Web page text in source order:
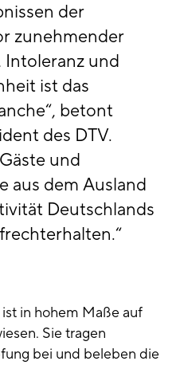
der
zunehmender
und
ist das
betont
des DTV.
und
aus dem Ausland
Deutschlands
in hohem Maße auf
Sie tragen
bei und beleben die